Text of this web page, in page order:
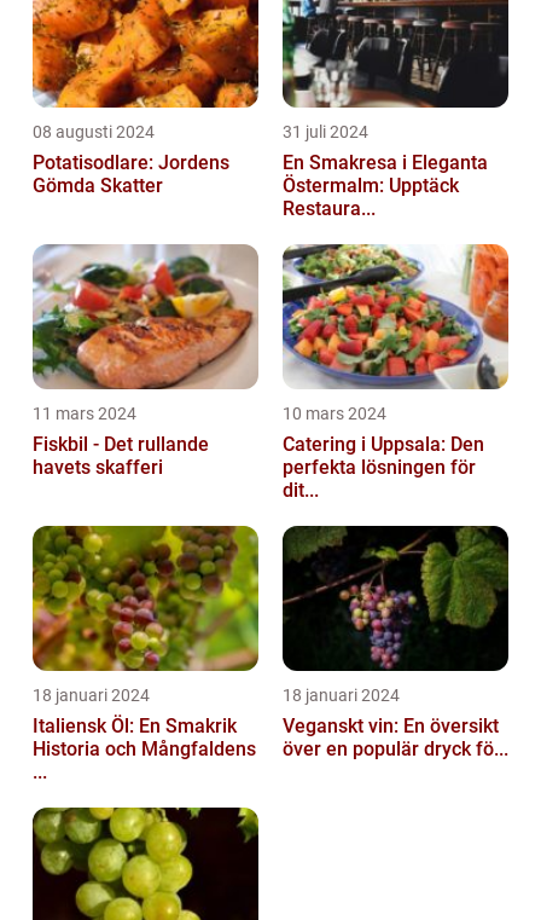
08 augusti 2024
Potatisodlare: Jordens
Gömda Skatter
31 juli 2024
En Smakresa i Eleganta
Östermalm: Upptäck
Restaura...
11 mars 2024
Fiskbil - Det rullande
havets skafferi
10 mars 2024
Catering i Uppsala: Den
perfekta lösningen för
dit...
18 januari 2024
Italiensk Öl: En Smakrik
Historia och Mångfaldens
...
18 januari 2024
Veganskt vin: En översikt
över en populär dryck fö...